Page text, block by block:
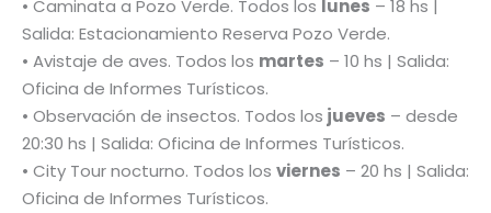
• Caminata a Pozo Verde. Todos los lunes – 18 hs |
Salida: Estacionamiento Reserva Pozo Verde.
• Avistaje de aves. Todos los martes – 10 hs | Salida:
Oficina de Informes Turísticos.
• Observación de insectos. Todos los jueves – desde
20:30 hs | Salida: Oficina de Informes Turísticos.
• City Tour nocturno. Todos los viernes – 20 hs | Salida:
Oficina de Informes Turísticos.